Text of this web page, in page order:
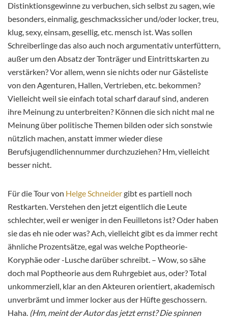
Distinktionsgewinne zu verbuchen, sich selbst zu sagen, wie
besonders, einmalig, geschmackssicher und/oder locker, treu,
klug, sexy, einsam, gesellig, etc. mensch ist. Was sollen
Schreiberlinge das also auch noch argumentativ unterfüttern,
außer um den Absatz der Tonträger und Eintrittskarten zu
verstärken? Vor allem, wenn sie nichts oder nur Gästeliste
von den Agenturen, Hallen, Vertrieben, etc. bekommen?
Vielleicht weil sie einfach total scharf darauf sind, anderen
ihre Meinung zu unterbreiten? Können die sich nicht mal ne
Meinung über politische Themen bilden oder sich sonstwie
nützlich machen, anstatt immer wieder diese
Berufsjugendlichennummer durchzuziehen? Hm, vielleicht
besser nicht.
Für die Tour von Helge Schneidergibt es partiell noch
Restkarten. Verstehen den jetzt eigentlich die Leute
schlechter, weil er weniger in den Feuilletons ist? Oder haben
sie das eh nie oder was? Ach, vielleicht gibt es da immer recht
ähnliche Prozentsätze, egal was welche Poptheorie-
Koryphäe oder -Lusche darüber schreibt. – Wow, so sähe
doch mal Poptheorie aus dem Ruhrgebiet aus, oder? Total
unkommerziell, klar an den Akteuren orientiert, akademisch
unverbrämt und immer locker aus der Hüfte geschossern.
Haha. (Hm, meint der Autor das jetzt ernst? Die spinnen